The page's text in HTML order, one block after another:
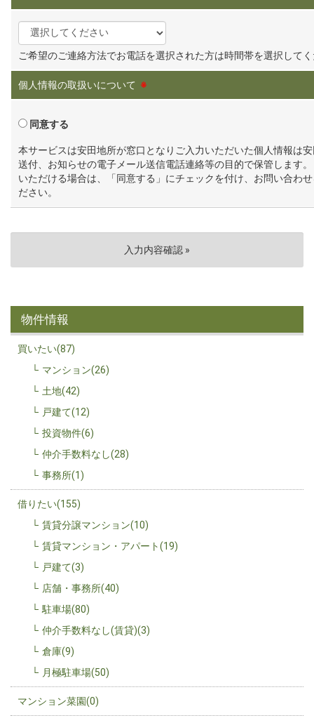
ご希望のご連絡方法でお電話を選択された方は時間帯を選択して
個人情報の取扱いについて ※
同意する
本サービスは安田地所が窓口となりご入力いただいた個人情報は
送付、お知らせの電子メール送信電話連絡等の目的で保管します
いただける場合は、「同意する」にチェックを付け、お問い合わ
ださい。
物件情報
買いたい(87)
マンション(26)
土地(42)
戸建て(12)
投資物件(6)
仲介手数料なし(28)
事務所(1)
借りたい(155)
賃貸分譲マンション(10)
賃貸マンション・アパート(19)
戸建て(3)
店舗・事務所(40)
駐車場(80)
仲介手数料なし(賃貸)(3)
倉庫(9)
月極駐車場(50)
マンション菜園(0)